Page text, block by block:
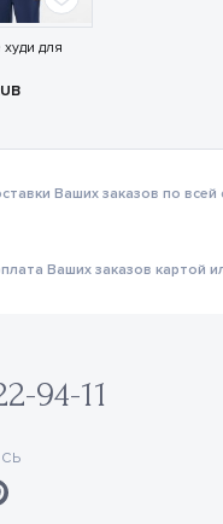
для
Ваших заказов по всей
Ваших заказов картой
94-11